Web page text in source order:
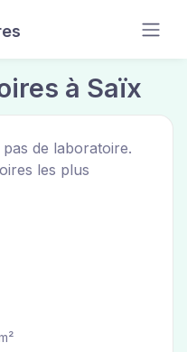
à Saïx
de laboratoire.
les plus